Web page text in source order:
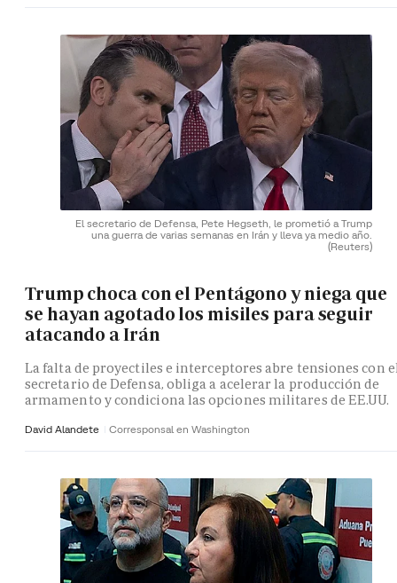
El secretario de Defensa, Pete Hegseth, le prometió a Trump
una guerra de varias semanas en Irán y lleva ya medio año.
(Reuters)
Trump choca con el Pentágono y niega que
se hayan agotado los misiles para seguir
atacando a Irán
La falta de proyectiles e interceptores abre tensiones con
secretario de Defensa, obliga a acelerar la producción de
armamento y condiciona las opciones militares de EE.UU.
David Alandete Corresponsal en Washington